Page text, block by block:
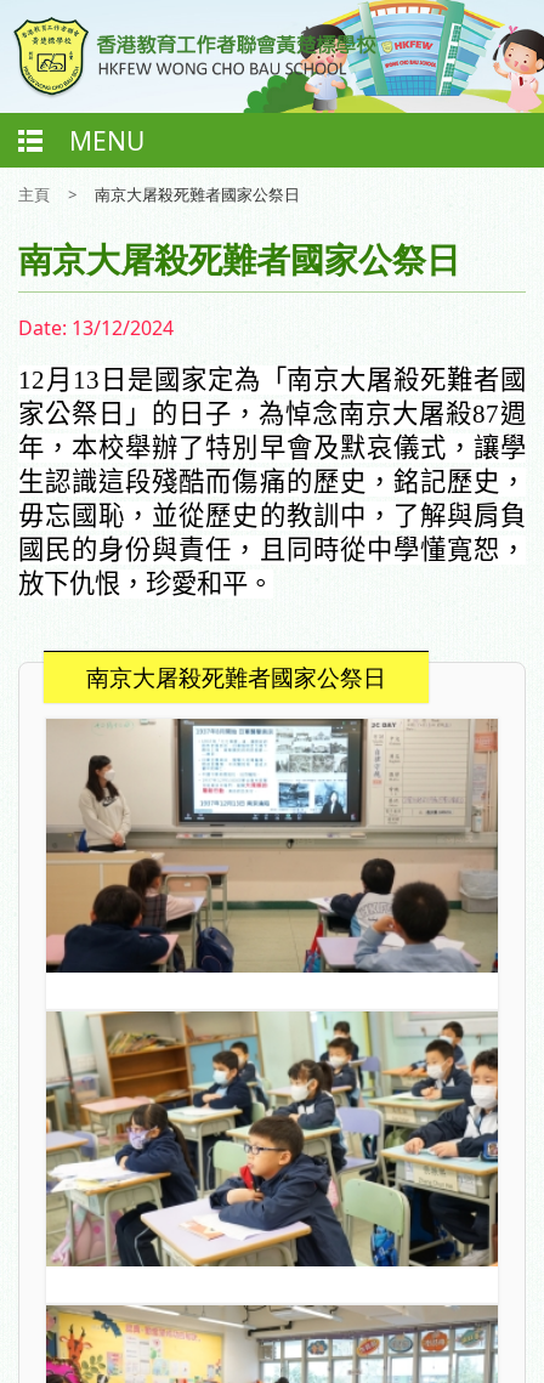
MENU
主頁 > 南京大屠殺死難者國家公祭日
南京大屠殺死難者國家公祭日
Date: 13/12/2024
12月 13 日是國家定為「南京大屠殺死難者國
家公祭日」的日子，為悼念南京大屠殺87週
年，本校舉辦了特別早會及默哀儀式，讓學
生認識這段殘酷而傷痛的歷史，銘記歷史，
毋忘國恥，並從歷史的教訓中，了解與肩負
國民的身份與責任，且同時從中學懂寬恕，
放下仇恨，珍愛和平。
南京大屠殺死難者國家公祭日